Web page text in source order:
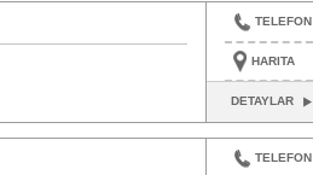
TELEFON
HARITA
DETAYLAR
TELEFON